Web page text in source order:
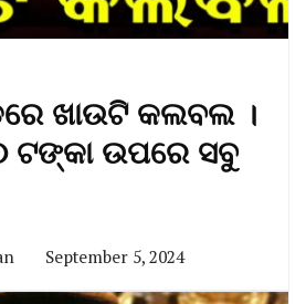
ଖାଉଟି କଲବଲ ।
ଟଙ୍କା ଉପରେ ସବୁ
September 5, 2024